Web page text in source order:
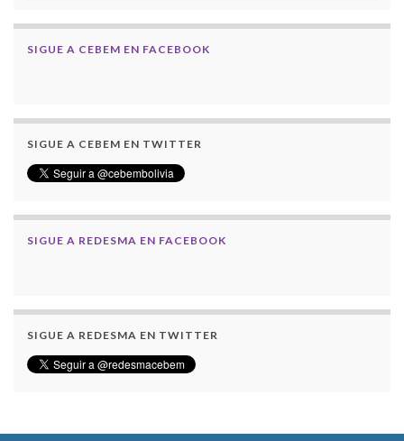
SIGUE A CEBEM EN FACEBOOK
SIGUE A CEBEM EN TWITTER
SIGUE A REDESMA EN FACEBOOK
SIGUE A REDESMA EN TWITTER